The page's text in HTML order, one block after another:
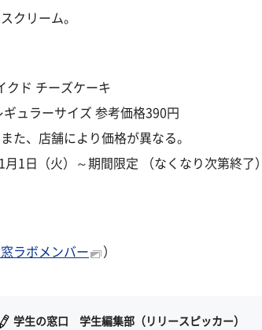
クリーム。
クド チーズケーキ
ュラーサイズ 参考価格390円
た、店舗により価格が異なる。
1日（火）～期間限定 （なくなり次第終了）
ラボメンバー ）
学生の窓口 学生編集部（リリースピッカー）